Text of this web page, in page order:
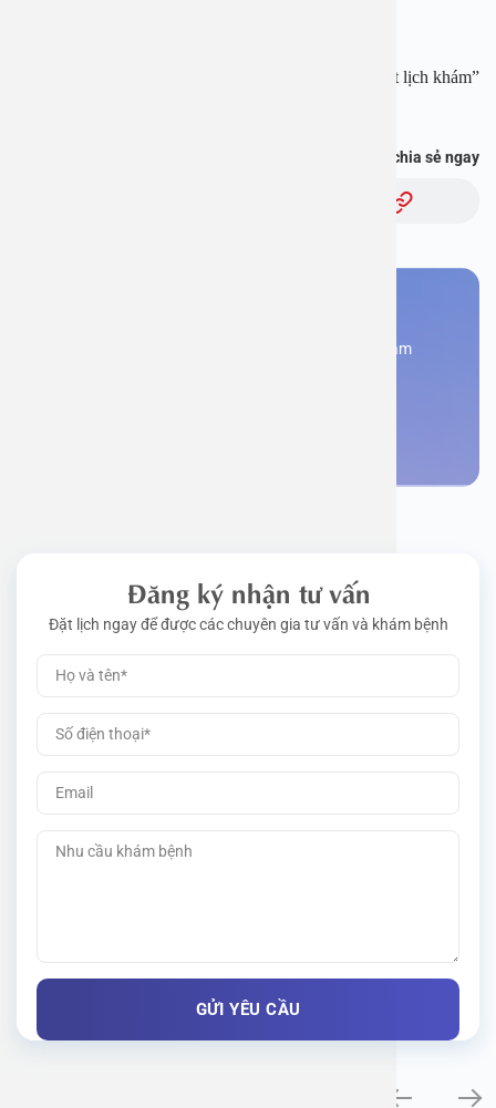
Tải APP Bệnh viện An Việt để “Tra cứu kết quả – Đặt lịch khám”
Bạn thấy thông tin này hữu ích, chia sẻ ngay
Đăng kí ngay để được các chuyên gia tư vấn và khám
Đăng ký nhận tư vấn
Đặt lịch ngay để được các chuyên gia tư vấn và khám bệnh